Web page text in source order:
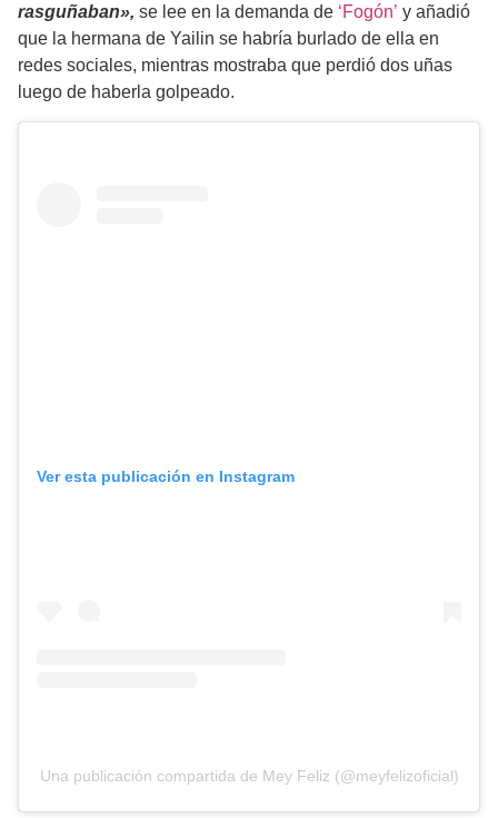
rasguñaban», se lee en la demanda de ‘Fogón’ y añadió
que la hermana de Yailin se habría burlado de ella en
redes sociales, mientras mostraba que perdió dos uñas
luego de haberla golpeado.
Ver esta publicación en Instagram
Una publicación compartida de Mey Feliz (@meyfelizoficial)